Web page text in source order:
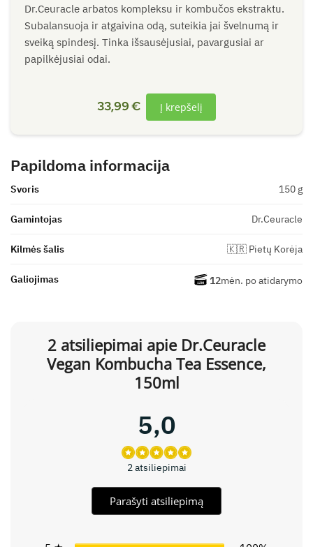
Dr.Ceuracle arbatos kompleksu ir kombučos ekstraktu.
Subalansuoja ir atgaivina odą, suteikia jai švelnumą ir
sveiką spindesį. Tinka išsausėjusiai, pavargusiai ar
papilkėjusiai odai.
33,99€ Į krepšelį
Papildoma informacija
Svoris 150 g
Gamintojas Dr.Ceuracle
Kilmės šalis 🇰🇷 Pietų Korėja
Galiojimas 12mėn. po atidarymo
2 atsiliepimai apie Dr.Ceuracle
Vegan Kombucha Tea Essence,
150ml
5,0
2 atsiliepimai
Parašyti atsiliepimą